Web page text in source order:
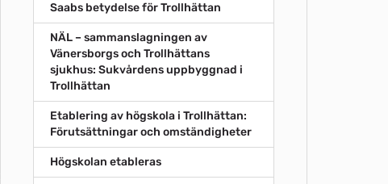
Saabs betydelse för Trollhättan
NÄL – sammanslagningen av
Vänersborgs och Trollhättans
sjukhus: Sukvårdens uppbyggnad i
Trollhättan
Etablering av högskola i Trollhättan:
Förutsättningar och omständigheter
Högskolan etableras